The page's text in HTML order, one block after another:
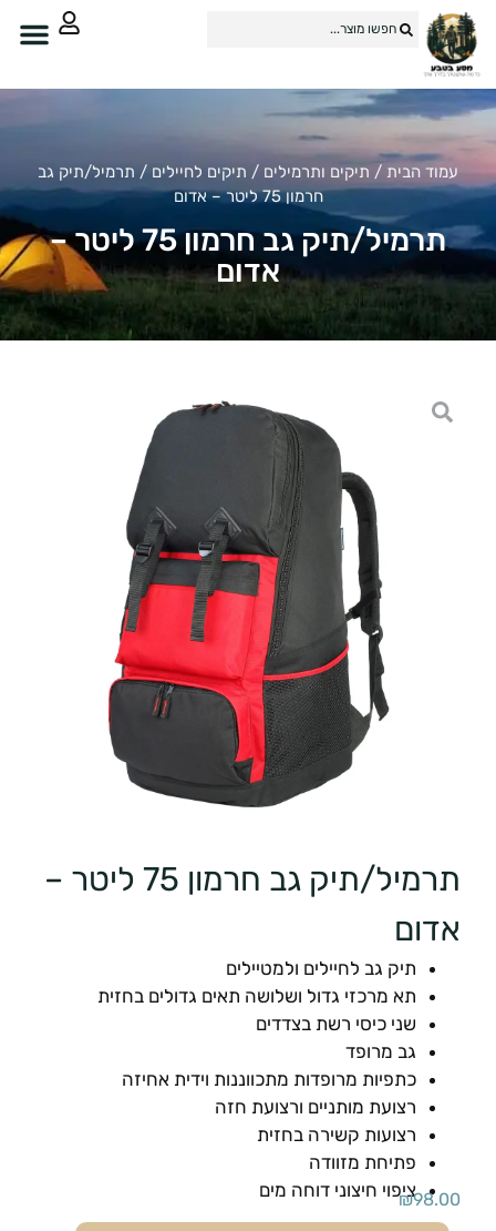
עמוד הבית /תיקים ותרמילים/תיקים לחיילים/ תרמיל/תיק גב
חרמון 75 ליטר – אדום
תרמיל/תיק גב חרמון 75 ליטר –
אדום
תרמיל/תיק גב חרמון 75 ליטר –
אדום
תיק גב לחיילים ולמטיילים
תא מרכזי גדול ושלושה תאים גדולים בחזית
שני כיסי רשת בצדדים
גב מרופד
כתפיות מרופדות מתכווננות וידית אחיזה
רצועת מותניים ורצועת חזה
רצועות קשירה בחזית
פתיחת מזוודה
ציפוי חיצוני דוחה מים
₪98.00